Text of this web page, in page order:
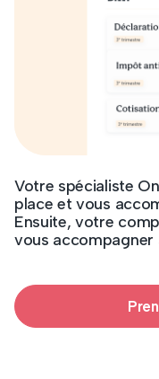
Votre spécialiste
place et vous
Ensuite, votre
vous accompagner